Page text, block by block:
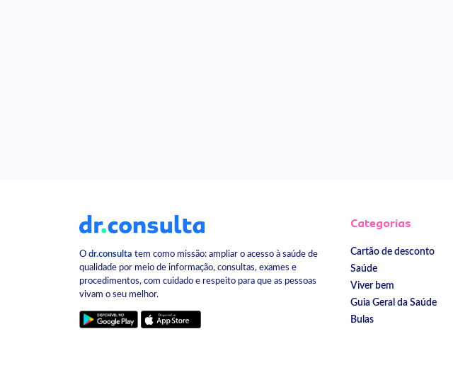
O dr.consulta tem como missão: ampliar o acesso à saúde de
qualidade por meio de informação, consultas, exames e
procedimentos, com cuidado e respeito para que as pessoas
vivam o seu melhor.
Categorias
Cartão de desconto
Saúde
Viver bem
Guia Geral da Saúde
Bulas